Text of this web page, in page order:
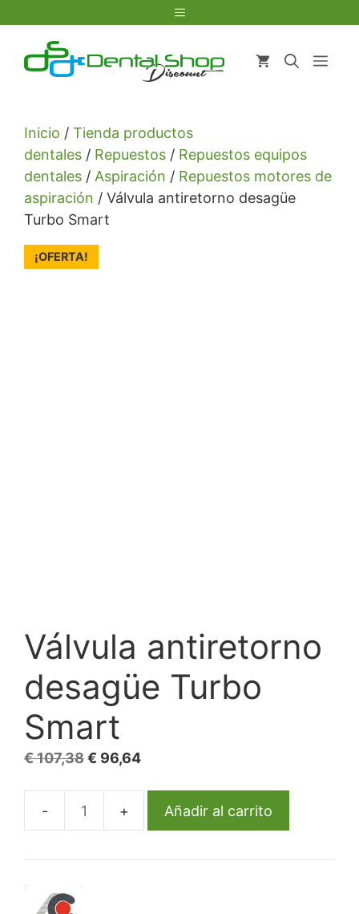
contenido
Menú
Inicio / Tienda productos
dentales / Repuestos / Repuestos equipos
dentales / Aspiración / Repuestos motores de
aspiración / Válvula antiretorno desagüe
Turbo Smart
¡OFERTA!
Válvula antiretorno
desagüe Turbo
Smart
€107,38El
€ 96,64El
actual
Válvula
desagüe
Añadir al carrito